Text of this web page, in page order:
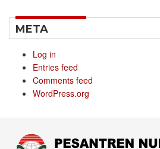
META
Log in
Entries feed
Comments feed
WordPress.org